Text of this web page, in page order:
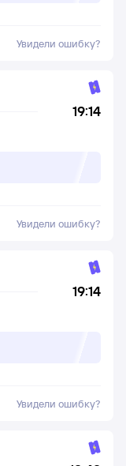
Увидели ошибку?
19:14
Увидели ошибку?
19:14
Увидели ошибку?